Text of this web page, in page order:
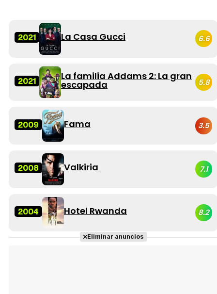
2021 La Casa Gucci 6.6
2021 La familia Addams 2: La gran
escapada 5.8
2009 Fama 3.5
2008 Valkiria 7.1
2004 Hotel Rwanda 8.2
Eliminar anuncios